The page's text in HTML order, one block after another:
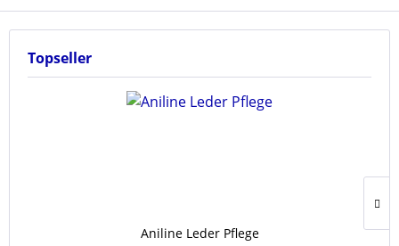
Topseller
Aniline Leder Pflege